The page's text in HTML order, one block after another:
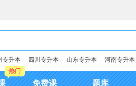
专升本 四川专升本 山东专升本 河南专升本
热门
免费课 题库